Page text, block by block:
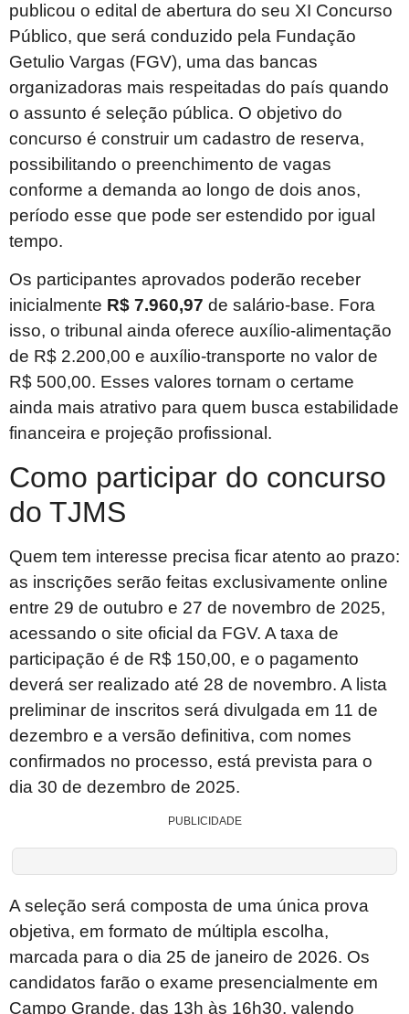
publicou o edital de abertura do seu XI Concurso
Público, que será conduzido pela Fundação
Getulio Vargas (FGV), uma das bancas
organizadoras mais respeitadas do país quando
o assunto é seleção pública. O objetivo do
concurso é construir um cadastro de reserva,
possibilitando o preenchimento de vagas
conforme a demanda ao longo de dois anos,
período esse que pode ser estendido por igual
tempo.
Os participantes aprovados poderão receber
inicialmente R$ 7.960,97 de salário-base. Fora
isso, o tribunal ainda oferece auxílio-alimentação
de R$ 2.200,00 e auxílio-transporte no valor de
R$ 500,00. Esses valores tornam o certame
ainda mais atrativo para quem busca estabilidade
financeira e projeção profissional.
Como participar do concurso
do TJMS
Quem tem interesse precisa ficar atento ao prazo:
as inscrições serão feitas exclusivamente online
entre 29 de outubro e 27 de novembro de 2025,
acessando o site oficial da FGV. A taxa de
participação é de R$ 150,00, e o pagamento
deverá ser realizado até 28 de novembro. A lista
preliminar de inscritos será divulgada em 11 de
dezembro e a versão definitiva, com nomes
confirmados no processo, está prevista para o
dia 30 de dezembro de 2025.
PUBLICIDADE
A seleção será composta de uma única prova
objetiva, em formato de múltipla escolha,
marcada para o dia 25 de janeiro de 2026. Os
candidatos farão o exame presencialmente em
Campo Grande, das 13h às 16h30, valendo